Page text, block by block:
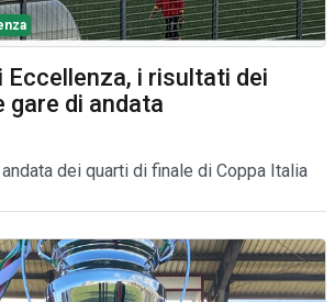
Eccellenza, i risultati dei
gare di andata
dei quarti di finale di Coppa Italia